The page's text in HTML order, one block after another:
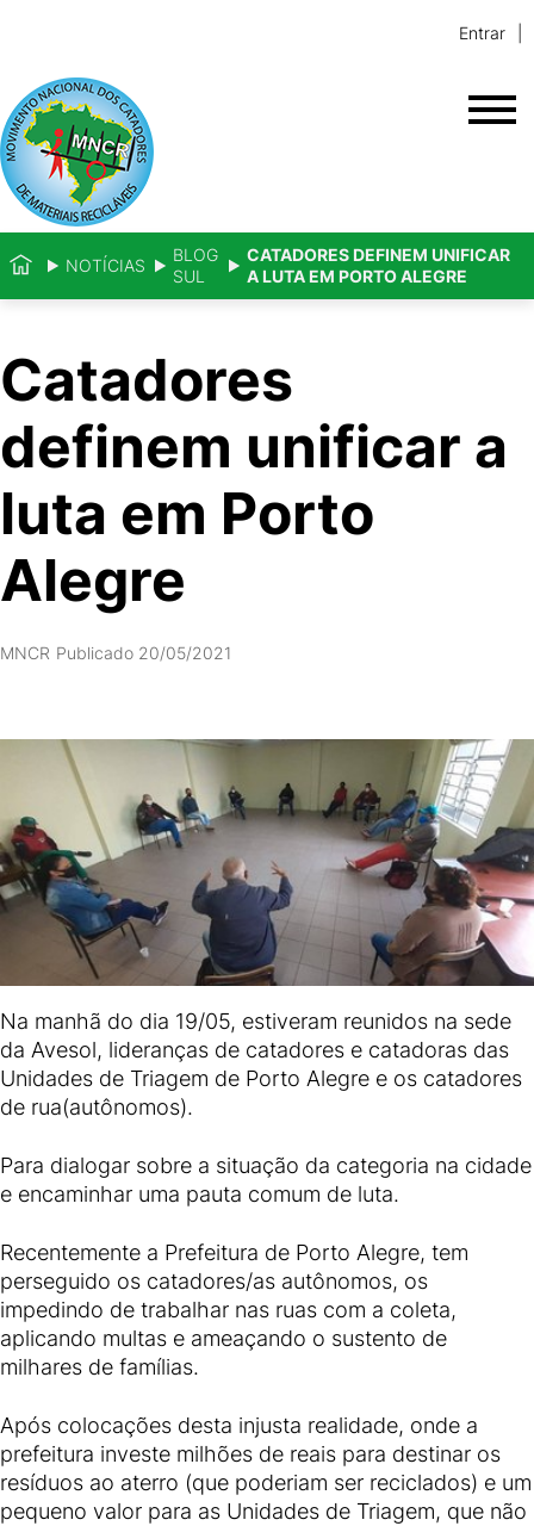
Entrar
NOTÍCIAS
BLOG
SUL
CATADORES DEFINEM UNIFICAR
A LUTA EM PORTO ALEGRE
Catadores
definem unificar a
luta em Porto
Alegre
MNCR Publicado 20/05/2021
Na manhã do dia 19/05, estiveram reunidos na sede
da Avesol, lideranças de catadores e catadoras das
Unidades de Triagem de Porto Alegre e os catadores
de rua(autônomos).
Para dialogar sobre a situação da categoria na cidade
e encaminhar uma pauta comum de luta.
Recentemente a Prefeitura de Porto Alegre, tem
perseguido os catadores/as autônomos, os
impedindo de trabalhar nas ruas com a coleta,
aplicando multas e ameaçando o sustento de
milhares de famílias.
Após colocações desta injusta realidade, onde a
prefeitura investe milhões de reais para destinar os
resíduos ao aterro (que poderiam ser reciclados) e um
pequeno valor para as Unidades de Triagem, que não